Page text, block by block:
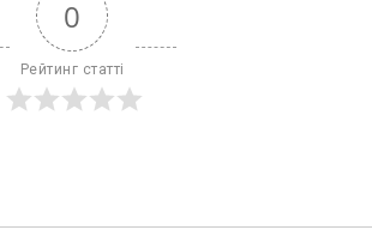
0
Рейтинг статті